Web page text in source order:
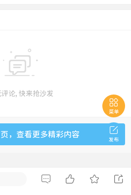

评论, 快来抢沙发
，查看更多精彩内容

菜单

发布
   